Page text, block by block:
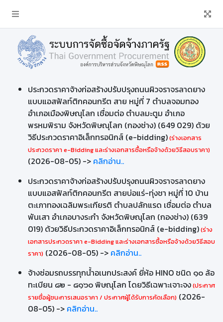
ประกวดราคาจ้างก่อสร้างปรับปรุงถนนผิวจราจรลาดยาง
แบบแอสฟัลท์ติกคอนกรีต สาย หมู่ที่ 7 ตำบลจอมทอง
อำเภอเมืองพิษณุโลก เชื่อมต่อ ตำบลมะตูม อำเภอ
พรหมพิราม จังหวัดพิษณุโลก (กองช่าง) (649 029) ด้วย
วิธีประกวดราคาอิเล็กทรอนิกส์ (e-bidding)(ร่างเอกสาร
ประกวดราคา e-Bidding และร่างเอกสารซื้อหรือจ้างด้วยวิธีสอบราคา)
(2026-08-05) -> คลิกอ่าน..
ประกวดราคาจ้างก่อสร้างปรับปรุงถนนผิวจราจรลาดยาง
แบบแอสฟัลท์ติกคอนกรีต สายบ่อแร่-ทุ่งชา หมู่ที่ 10 บ้าน
ตะเภาทองเฉลิมพระเกียรติ ตำบลปลักแรด เชื่อมต่อ ตำบล
พันเสา อำเภอบางระกำ จังหวัดพิษณุโลก (กองช่าง) (639
019) ด้วยวิธีประกวดราคาอิเล็กทรอนิกส์ (e-bidding)(ร่าง
เอกสารประกวดราคา e-Bidding และร่างเอกสารซื้อหรือจ้างด้วยวิธีสอบ
ราคา) (2026-08-05) -> คลิกอ่าน..
จ้างซ่อมรถบรรทุกน้ำอเนกประสงค์ ยี่ห้อ HINO ชนิด ๑๐ ล้อ
ทะเบียน ๘๒ - ๘๑๖๐ พิษณุโลก โดยวิธีเฉพาะเจาะจง(ประกาศ
รายชื่อผู้ชนะการเสนอราคา / ประกาศผู้ได้รับการคัดเลือก) (2026-
08-05) -> คลิกอ่าน..